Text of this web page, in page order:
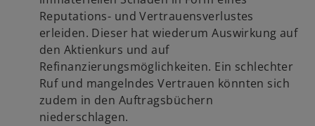
Reputations- und Vertrauensverlustes
erleiden. Dieser hat wiederum Auswirkung auf
den Aktienkurs und auf
Refinanzierungsmöglichkeiten. Ein schlechter
Ruf und mangelndes Vertrauen könnten sich
zudem in den Auftragsbüchern
niederschlagen.